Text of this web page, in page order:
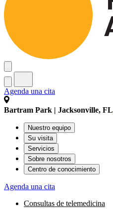
Agenda una cita
Bartram Park | Jacksonville, FL
Nuestro equipo
Su visita
Servicios
Sobre nosotros
Centro de conocimiento
Agenda una cita
Consultas de telemedicina